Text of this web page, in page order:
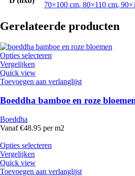
70×100 cm, 80×110 cm,
Gerelateerde producten
Opties selecteren
Vergelijken
Quick view
Toevoegen aan verlanglijst
Boeddha bamboe en roze
Boeddha
Vanaf €48.95 per m2
Opties selecteren
Vergelijken
Quick view
Toevoegen aan verlanglijst